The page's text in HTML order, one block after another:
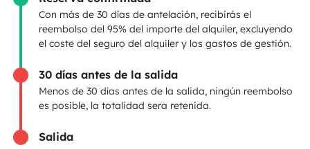
Con más de 30 días de antelación, recibirás el
reembolso del 95% del importe del alquiler, excluyendo
el coste del seguro del alquiler y los gastos de gestión.
30 días antes de la salida
Menos de 30 días antes de la salida, ningún reembolso
es posible, la totalidad sera retenida.
Salida
Anunciar un vehículo
Seguros de alquiler
Asistencias de alquiler
Ayuda propietario